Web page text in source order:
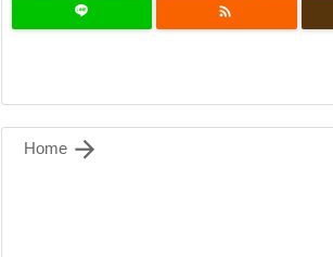


Home